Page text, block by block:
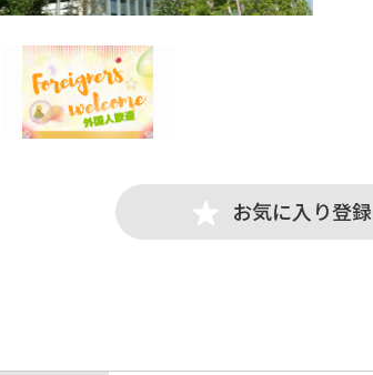
お気に入り登録